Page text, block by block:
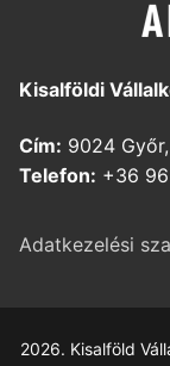
Kisalföldi
Cím: 9024
Telefon: +36
Adatkezelési
2026. Kisalföld